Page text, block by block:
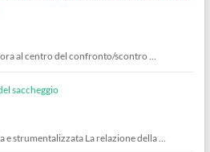
al centro del confronto/scontro …
saccheggio
e strumentalizzata La relazione della …